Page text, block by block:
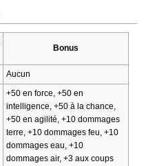
Bonus
Aucun
+50 en force, +50 en
intelligence, +50 à la chance,
+50 en agilité, +10 dommages
terre, +10 dommages feu, +10
dommages eau, +10
dommages air, +3 aux coups